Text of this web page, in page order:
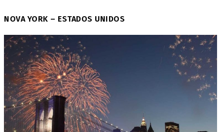
NOVA YORK – ESTADOS UNIDOS